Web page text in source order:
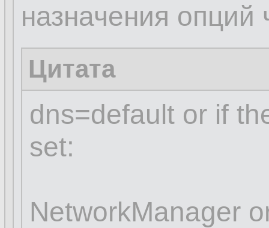
назначения опций
Цитата
dns=default or if
set:
NetworkManager